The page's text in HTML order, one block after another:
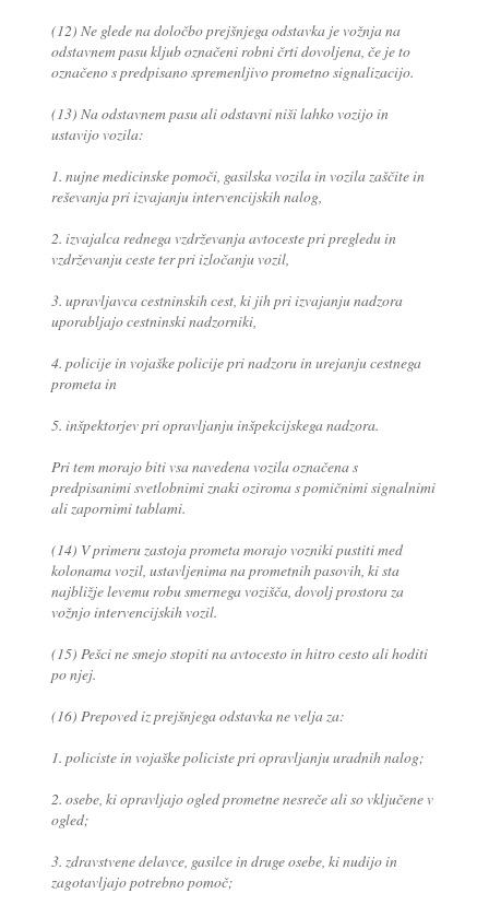
(12) Ne glede na določbo prejšnjega odstavka je vožnja na
odstavnem pasu kljub označeni robni črti dovoljena, če je to
označeno s predpisano spremenljivo prometno signalizacijo.
(13) Na odstavnem pasu ali odstavni niši lahko vozijo in
ustavijo vozila:
1. nujne medicinske pomoči, gasilska vozila in vozila zaščite in
reševanja pri izvajanju intervencijskih nalog,
2. izvajalca rednega vzdrževanja avtoceste pri pregledu in
vzdrževanju ceste ter pri izločanju vozil,
3. upravljavca cestninskih cest, ki jih pri izvajanju nadzora
uporabljajo cestninski nadzorniki,
4. policije in vojaške policije pri nadzoru in urejanju cestnega
prometa in
5. inšpektorjev pri opravljanju inšpekcijskega nadzora.
Pri tem morajo biti vsa navedena vozila označena s
predpisanimi svetlobnimi znaki oziroma s pomičnimi signalnimi
ali zapornimi tablami.
(14) V primeru zastoja prometa morajo vozniki pustiti med
kolonama vozil, ustavljenima na prometnih pasovih, ki sta
najbližje levemu robu smernega vozišča, dovolj prostora za
vožnjo intervencijskih vozil.
(15) Pešci ne smejo stopiti na avtocesto in hitro cesto ali hoditi
po njej.
(16) Prepoved iz prejšnjega odstavka ne velja za:
1. policiste in vojaške policiste pri opravljanju uradnih nalog;
2. osebe, ki opravljajo ogled prometne nesreče ali so vključene v
ogled;
3. zdravstvene delavce, gasilce in druge osebe, ki nudijo in
zagotavljajo potrebno pomoč;